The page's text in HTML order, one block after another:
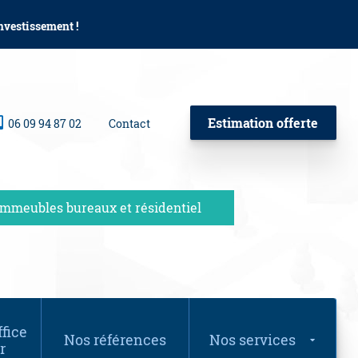
!
06 09 94 87 02 Contact Estimation offerte
bureaux et résidentiel
Nos références Nos services